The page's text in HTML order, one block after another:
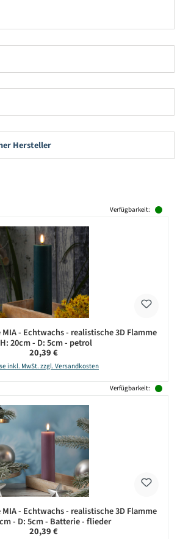
Hersteller
Verfügbarkeit:
- Echtwachs - realistische 3D Flamme
20cm - D: 5cm - petrol
Regulärer Preis:
20,39 €
inkl. MwSt. zzgl. Versandkosten
Verfügbarkeit:
- Echtwachs - realistische 3D Flamme
- D: 5cm - Batterie - flieder
Regulärer Preis:
20,39 €